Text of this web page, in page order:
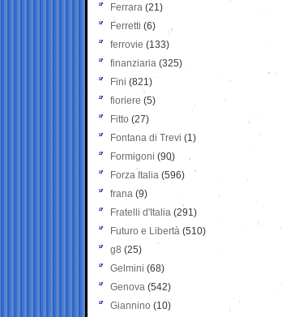
Ferrara (21)
Ferretti (6)
ferrovie (133)
finanziaria (325)
Fini (821)
fioriere (5)
Fitto (27)
Fontana di Trevi (1)
Formigoni (90)
Forza Italia (596)
frana (9)
Fratelli d'Italia (291)
Futuro e Libertà (510)
g8 (25)
Gelmini (68)
Genova (542)
Giannino (10)